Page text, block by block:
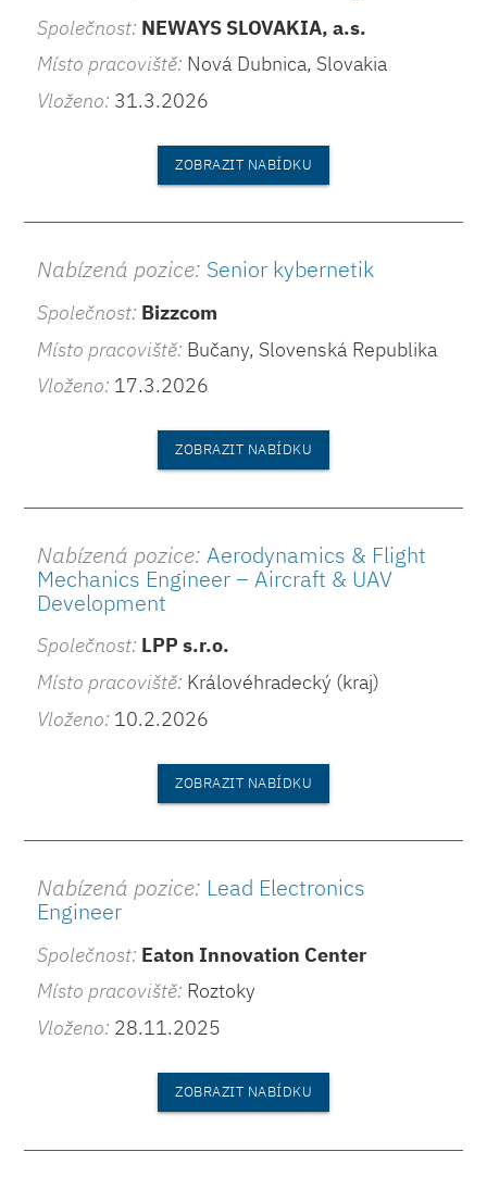
Společnost: NEWAYS SLOVAKIA, a.s.
Místo pracoviště: Nová Dubnica, Slovakia
Vloženo: 31.3.2026
ZOBRAZIT NABÍDKU
Nabízená pozice: Senior kybernetik
Společnost: Bizzcom
Místo pracoviště: Bučany, Slovenská Republika
Vloženo: 17.3.2026
ZOBRAZIT NABÍDKU
Nabízená pozice:Aerodynamics & Flight
Mechanics Engineer – Aircraft & UAV
Development
Společnost: LPP s.r.o.
Místo pracoviště: Královéhradecký (kraj)
Vloženo: 10.2.2026
ZOBRAZIT NABÍDKU
Nabízená pozice: Lead Electronics
Engineer
Společnost: Eaton Innovation Center
Místo pracoviště: Roztoky
Vloženo: 28.11.2025
ZOBRAZIT NABÍDKU